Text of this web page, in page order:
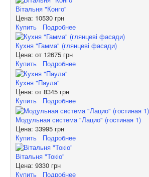
Вітальня "Конго"
Цена: 10530 грн
Купить
Подробнее
Кухня "Гамма" (глянцеві фасади)
Цена: от 12675 грн
Купить
Подробнее
Кухня "Паула"
Цена: от 8345 грн
Купить
Подробнее
Модульная система "Лацио" (гостиная 1)
Цена: 33995 грн
Купить
Подробнее
Вітальня "Токіо"
Цена: 9330 грн
Купить
Подробнее